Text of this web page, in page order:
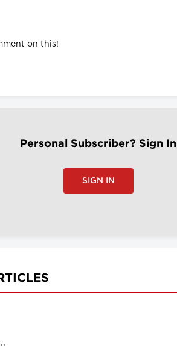
on this!
Personal Subscriber? Sign In
SIGN IN